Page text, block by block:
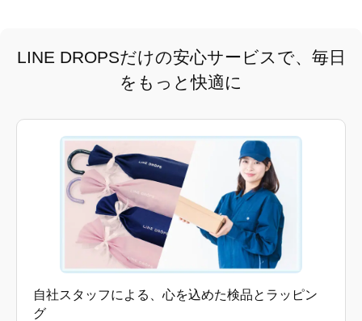
LINE DROPSだけの安心サービスで、毎日
をもっと快適に
自社スタッフによる、心を込めた検品とラッピン
グ